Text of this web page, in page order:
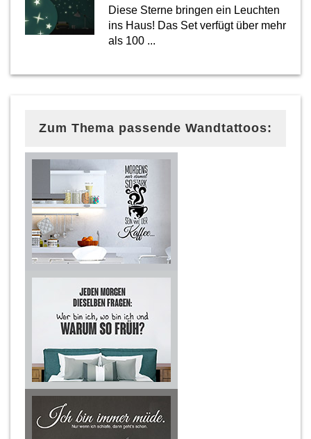
Diese Sterne bringen ein Leuchten
ins Haus! Das Set verfügt über mehr
als 100 ...
Zum Thema passende Wandtattoos: